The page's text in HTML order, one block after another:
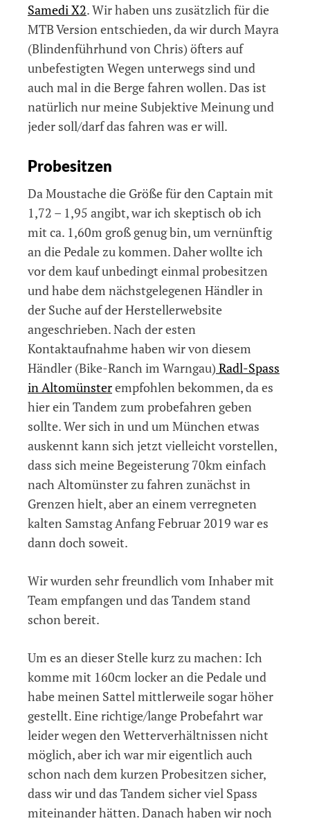
Samedi X2. Wir haben uns zusätzlich für die
MTB Version entschieden, da wir durch Mayra
(Blindenführhund von Chris) öfters auf
unbefestigten Wegen unterwegs sind und
auch mal in die Berge fahren wollen. Das ist
natürlich nur meine Subjektive Meinung und
jeder soll/darf das fahren was er will.
Probesitzen
Da Moustache die Größe für den Captain mit
1,72 – 1,95 angibt, war ich skeptisch ob ich
mit ca. 1,60m groß genug bin, um vernünftig
an die Pedale zu kommen. Daher wollte ich
vor dem kauf unbedingt einmal probesitzen
und habe dem nächstgelegenen Händler in
der Suche auf der Herstellerwebsite
angeschrieben. Nach der esten
Kontaktaufnahme haben wir von diesem
Händler (Bike-Ranch im Warngau) Radl-Spass
in Altomünsterempfohlen bekommen, da es
hier ein Tandem zum probefahren geben
sollte. Wer sich in und um München etwas
auskennt kann sich jetzt vielleicht vorstellen,
dass sich meine Begeisterung 70km einfach
nach Altomünster zu fahren zunächst in
Grenzen hielt, aber an einem verregneten
kalten Samstag Anfang Februar 2019 war es
dann doch soweit.
Wir wurden sehr freundlich vom Inhaber mit
Team empfangen und das Tandem stand
schon bereit.
Um es an dieser Stelle kurz zu machen: Ich
komme mit 160cm locker an die Pedale und
habe meinen Sattel mittlerweile sogar höher
gestellt. Eine richtige/lange Probefahrt war
leider wegen den Wetterverhältnissen nicht
möglich, aber ich war mir eigentlich auch
schon nach dem kurzen Probesitzen sicher,
dass wir und das Tandem sicher viel Spass
miteinander hätten. Danach haben wir noch